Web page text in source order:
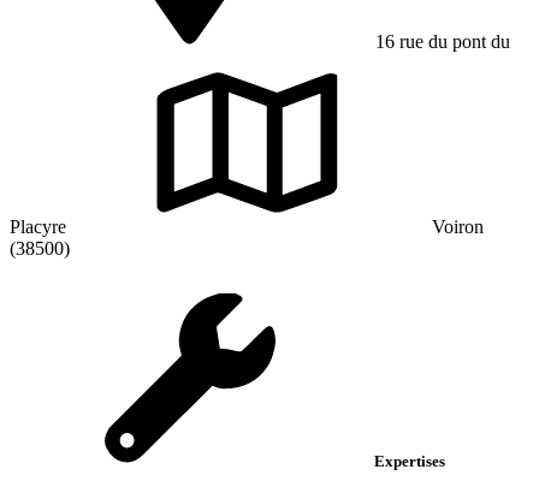
16 rue du pont du
Placyre
Voiron
(38500)
Expertises